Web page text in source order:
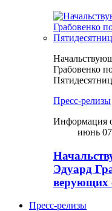
Грабовенко
Пресс-релизы
Информация
июнь
Эдуард
верующих
Пресс-релизы